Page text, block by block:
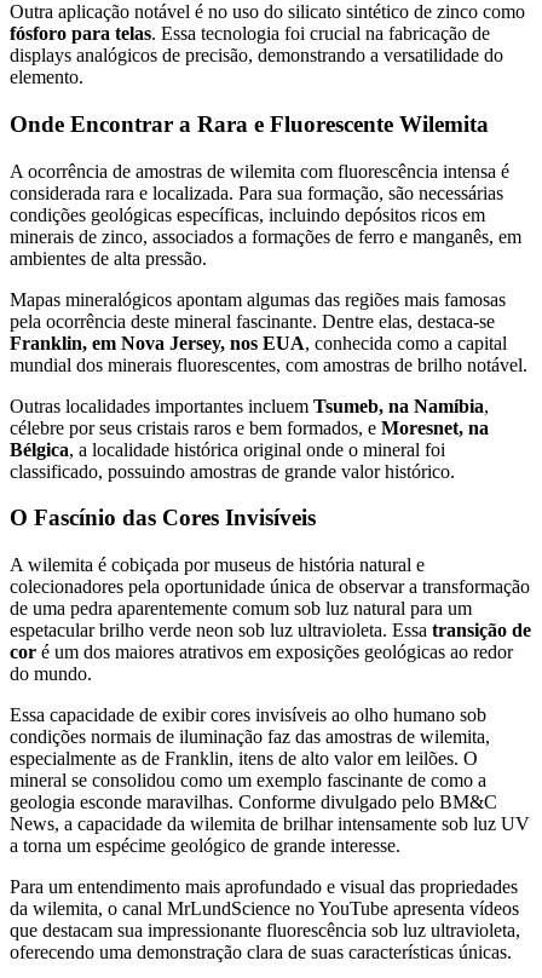
Outra aplicação notável é no uso do silicato sintético de zinco como
fósforo para telas. Essa tecnologia foi crucial na fabricação de
displays analógicos de precisão, demonstrando a versatilidade do
elemento.
Onde Encontrar a Rara e Fluorescente Wilemita
A ocorrência de amostras de wilemita com fluorescência intensa é
considerada rara e localizada. Para sua formação, são necessárias
condições geológicas específicas, incluindo depósitos ricos em
minerais de zinco, associados a formações de ferro e manganês, em
ambientes de alta pressão.
Mapas mineralógicos apontam algumas das regiões mais famosas
pela ocorrência deste mineral fascinante. Dentre elas, destaca-se
Franklin, em Nova Jersey, nos EUA, conhecida como a capital
mundial dos minerais fluorescentes, com amostras de brilho notável.
Outras localidades importantes incluem Tsumeb, na Namíbia,
célebre por seus cristais raros e bem formados, e Moresnet, na
Bélgica, a localidade histórica original onde o mineral foi
classificado, possuindo amostras de grande valor histórico.
O Fascínio das Cores Invisíveis
A wilemita é cobiçada por museus de história natural e
colecionadores pela oportunidade única de observar a transformação
de uma pedra aparentemente comum sob luz natural para um
espetacular brilho verde neon sob luz ultravioleta. Essa transição de
cor é um dos maiores atrativos em exposições geológicas ao redor
do mundo.
Essa capacidade de exibir cores invisíveis ao olho humano sob
condições normais de iluminação faz das amostras de wilemita,
especialmente as de Franklin, itens de alto valor em leilões. O
mineral se consolidou como um exemplo fascinante de como a
geologia esconde maravilhas. Conforme divulgado pelo BM&C
News, a capacidade da wilemita de brilhar intensamente sob luz UV
a torna um espécime geológico de grande interesse.
Para um entendimento mais aprofundado e visual das propriedades
da wilemita, o canal MrLundScience no YouTube apresenta vídeos
que destacam sua impressionante fluorescência sob luz ultravioleta,
oferecendo uma demonstração clara de suas características únicas.